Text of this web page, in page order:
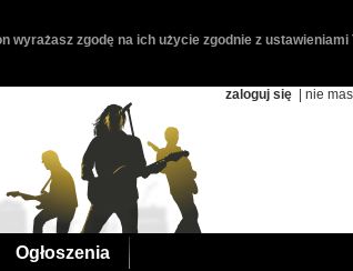
zgodę na ich użycie zgodnie z ustawieniami
zaloguj się | nie
Ogłoszenia